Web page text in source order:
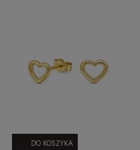
DO KOSZYKA